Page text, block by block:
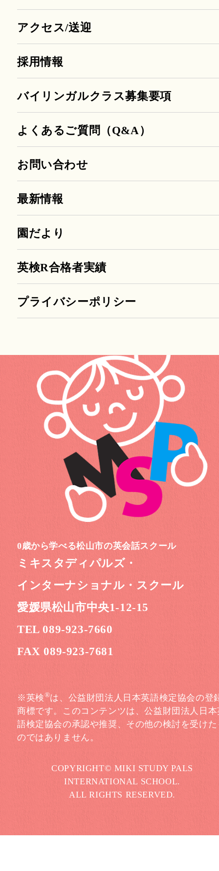
アクセス/送迎
採用情報
バイリンガルクラス募集要項
よくあるご質問（Q&A）
お問い合わせ
最新情報
園だより
英検R合格者実績
プライバシーポリシー
0歳から学べる松山市の英会話スクール
ミキスタディパルズ・
インターナショナル・スクール
愛媛県松山市中央1-12-15
TEL 089-923-7660
FAX 089-923-7681
※英検®は、公益財団法人日本英語検定協会の登
商標です。このコンテンツは、公益財団法人日本
語検定協会の承認や推奨、その他の検討を受けた
のではありません。
COPYRIGHT© MIKI STUDY PALS
INTERNATIONAL SCHOOL.
ALL RIGHTS RESERVED.